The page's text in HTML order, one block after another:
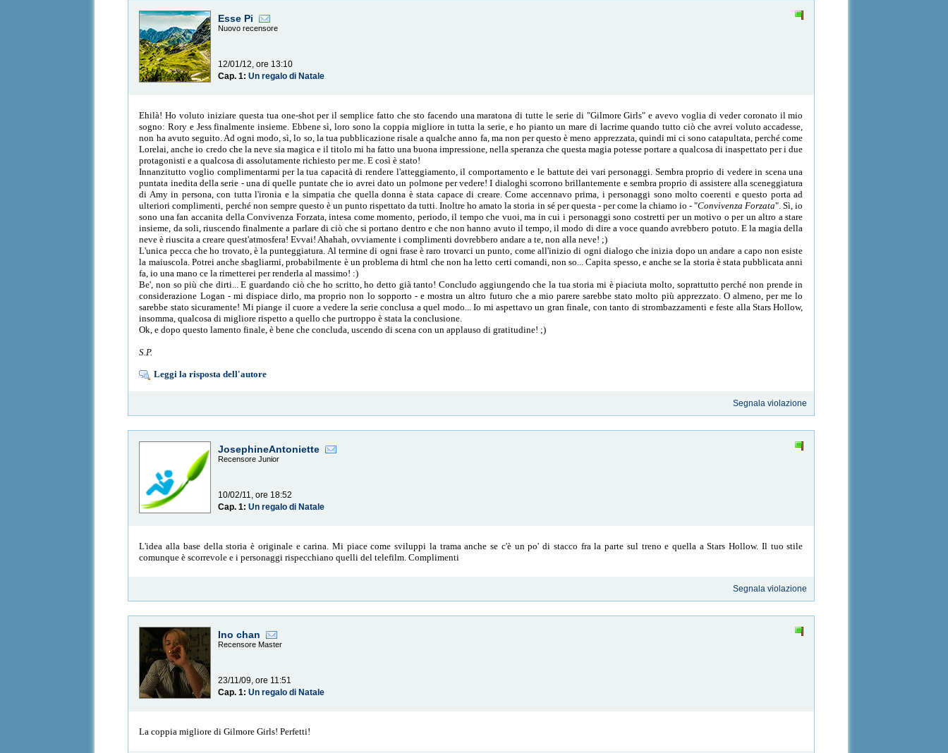
Esse Pi
Nuovo recensore
12/01/12, ore 13:10
Cap. 1:Un regalo di Natale
Ehilà! Ho voluto iniziare questa tua one-shot per il semplice fatto che sto facendo una maratona di tutte le serie di "Gilmore Girls" e avevo voglia di veder coronato il mio
sogno: Rory e Jess finalmente insieme. Ebbene sì, loro sono la coppia migliore in tutta la serie, e ho pianto un mare di lacrime quando tutto ciò che avrei voluto accadesse,
non ha avuto seguito. Ad ogni modo, sì, lo so, la tua pubblicazione risale a qualche anno fa, ma non per questo è meno apprezzata, quindi mi ci sono catapultata, perché come
Lorelai, anche io credo che la neve sia magica e il titolo mi ha fatto una buona impressione, nella speranza che questa magia potesse portare a qualcosa di inaspettato per i due
protagonisti e a qualcosa di assolutamente richiesto per me. E così è stato!
Innanzitutto voglio complimentarmi per la tua capacità di rendere l'atteggiamento, il comportamento e le battute dei vari personaggi. Sembra proprio di vedere in scena una
puntata inedita della serie - una di quelle puntate che io avrei dato un polmone per vedere! I dialoghi scorrono brillantemente e sembra proprio di assistere alla sceneggiatura
di Amy in persona, con tutta l'ironia e la simpatia che quella donna è stata capace di creare. Come accennavo prima, i personaggi sono molto coerenti e questo porta ad
ulteriori complimenti, perché non sempre questo è un punto rispettato da tutti. Inoltre ho amato la storia in sé per questa - per come la chiamo io - "Convivenza Forzata". Sì, io
sono una fan accanita della Convivenza Forzata, intesa come momento, periodo, il tempo che vuoi, ma in cui i personaggi sono costretti per un motivo o per un altro a stare
insieme, da soli, riuscendo finalmente a parlare di ciò che si portano dentro e che non hanno avuto il tempo, il modo di dire a voce quando avrebbero potuto. E la magia della
neve è riuscita a creare quest'atmosfera! Evvai! Ahahah, ovviamente i complimenti dovrebbero andare a te, non alla neve! ;)
L'unica pecca che ho trovato, è la punteggiatura. Al termine di ogni frase è raro trovarci un punto, come all'inizio di ogni dialogo che inizia dopo un andare a capo non esiste
la maiuscola. Potrei anche sbagliarmi, probabilmente è un problema di html che non ha letto certi comandi, non so... Capita spesso, e anche se la storia è stata pubblicata anni
fa, io una mano ce la rimetterei per renderla al massimo! :)
Be', non so più che dirti... E guardando ciò che ho scritto, ho detto già tanto! Concludo aggiungendo che la tua storia mi è piaciuta molto, soprattutto perché non prende in
considerazione Logan - mi dispiace dirlo, ma proprio non lo sopporto - e mostra un altro futuro che a mio parere sarebbe stato molto più apprezzato. O almeno, per me lo
sarebbe stato sicuramente! Mi piange il cuore a vedere la serie conclusa a quel modo... Io mi aspettavo un gran finale, con tanto di strombazzamenti e feste alla Stars Hollow,
insomma, qualcosa di migliore rispetto a quello che purtroppo è stata la conclusione.
Ok, e dopo questo lamento finale, è bene che concluda, uscendo di scena con un applauso di gratitudine! ;)
S.P.
Leggi la risposta dell'autore
Segnala violazione
JosephineAntoniette
Recensore Junior
10/02/11, ore 18:52
Cap. 1:Un regalo di Natale
L'idea alla base della storia è originale e carina. Mi piace come sviluppi la trama anche se c'è un po' di stacco fra la parte sul treno e quella a Stars Hollow. Il tuo stile
comunque è scorrevole e i personaggi rispecchiano quelli del telefilm. Complimenti
Segnala violazione
Ino chan
Recensore Master
23/11/09, ore 11:51
Cap. 1:Un regalo di Natale
La coppia migliore di Gilmore Girls! Perfetti!